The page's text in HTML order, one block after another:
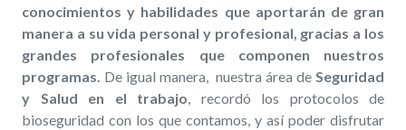
conocimientos y habilidades que aportarán de gran
manera a su vida personal y profesional, gracias a los
grandes profesionales que componen nuestros
programas. De igual manera, nuestra área de Seguridad
y Salud en el trabajo, recordó los protocolos de
bioseguridad con los que contamos, y así poder disfrutar